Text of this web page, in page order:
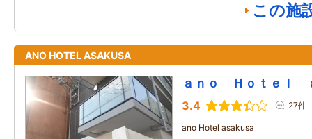
この施
ANO HOTEL ASAKUSA
ａｎｏ Ｈｏｔｅｌ
3.4 27件
ano Hotel asakusa